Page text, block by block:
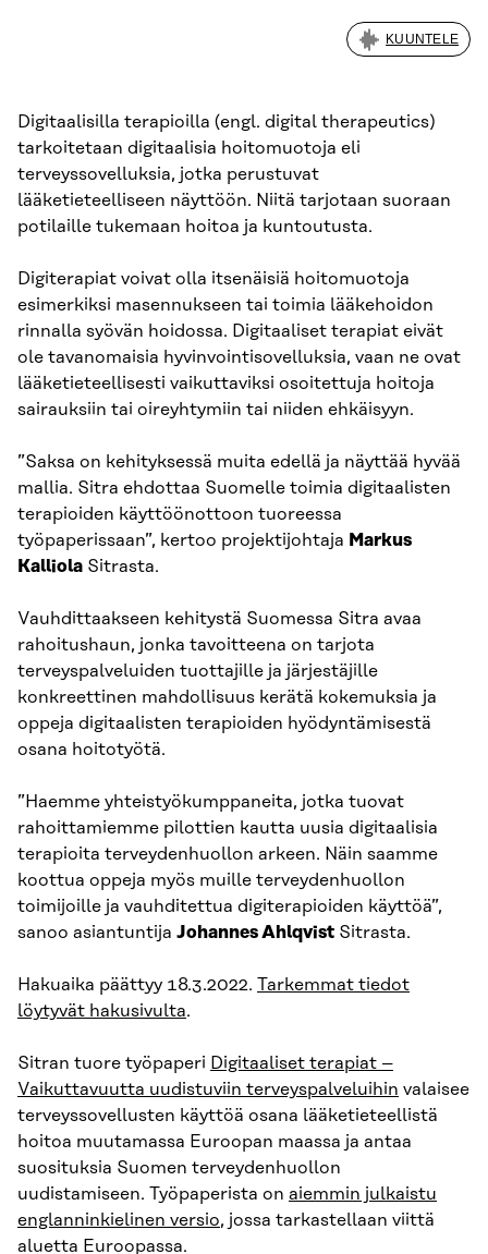
KUUNTELE
Digitaalisilla terapioilla (engl. digital therapeutics)
tarkoitetaan digitaalisia hoitomuotoja eli
terveyssovelluksia, jotka perustuvat
lääketieteelliseen näyttöön. Niitä tarjotaan suoraan
potilaille tukemaan hoitoa ja kuntoutusta.
Digiterapiat voivat olla itsenäisiä hoitomuotoja
esimerkiksi masennukseen tai toimia lääkehoidon
rinnalla syövän hoidossa. Digitaaliset terapiat eivät
ole tavanomaisia hyvinvointisovelluksia, vaan ne ovat
lääketieteellisesti vaikuttaviksi osoitettuja hoitoja
sairauksiin tai oireyhtymiin tai niiden ehkäisyyn.
”Saksa on kehityksessä muita edellä ja näyttää hyvää
mallia. Sitra ehdottaa Suomelle toimia digitaalisten
terapioiden käyttöönottoon tuoreessa
työpaperissaan”, kertoo projektijohtaja Markus
Kalliola Sitrasta.
Vauhdittaakseen kehitystä Suomessa Sitra avaa
rahoitushaun, jonka tavoitteena on tarjota
terveyspalveluiden tuottajille ja järjestäjille
konkreettinen mahdollisuus kerätä kokemuksia ja
oppeja digitaalisten terapioiden hyödyntämisestä
osana hoitotyötä.
”Haemme yhteistyökumppaneita, jotka tuovat
rahoittamiemme pilottien kautta uusia digitaalisia
terapioita terveydenhuollon arkeen. Näin saamme
koottua oppeja myös muille terveydenhuollon
toimijoille ja vauhditettua digiterapioiden käyttöä”,
sanoo asiantuntija Johannes Ahlqvist Sitrasta.
Hakuaika päättyy 18.3.2022. Tarkemmat tiedot
löytyvät hakusivulta.
Sitran tuore työpaperi Digitaaliset terapiat –
Vaikuttavuutta uudistuviin terveyspalveluihin valaisee
terveyssovellusten käyttöä osana lääketieteellistä
hoitoa muutamassa Euroopan maassa ja antaa
suosituksia Suomen terveydenhuollon
uudistamiseen. Työpaperista on aiemmin julkaistu
englanninkielinen versio, jossa tarkastellaan viittä
aluetta Euroopassa.